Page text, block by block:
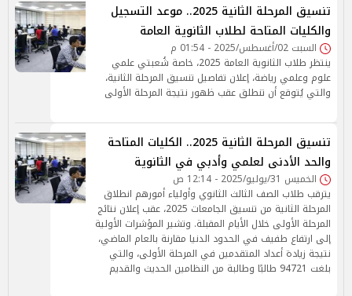
تنسيق المرحلة الثانية 2025.. موعد التسجيل
والكليات المتاحة لطلاب الثانوية العامة
السبت 02/أغسطس/2025 - 01:54 م
ينتظر طلاب الثانوية العامة 2025، خاصة شُعبتي علمي
علوم وعلمي رياضة، إعلان تفاصيل تنسيق المرحلة الثانية،
والتي يُتوقع أن تنطلق عقب ظهور نتيجة المرحلة الأولى
تنسيق المرحلة الثانية 2025.. الكليات المتاحة
والحد الأدنى لعلمي وأدبي في الثانوية
الخميس 31/يوليو/2025 - 12:14 ص
يترقب طلاب الصف الثالث الثانوي وأولياء أمورهم انطلاق
المرحلة الثانية من تنسيق الجامعات 2025، عقب إعلان نتائج
المرحلة الأولى خلال الأيام المقبلة. وتشير المؤشرات الأولية
إلى ارتفاع طفيف في الحدود الدنيا مقارنة بالعام الماضي،
نتيجة زيادة أعداد المتقدمين في المرحلة الأولى، والتي
بلغت 94721 طالبًا وطالبة من النظامين الحديث والقديم